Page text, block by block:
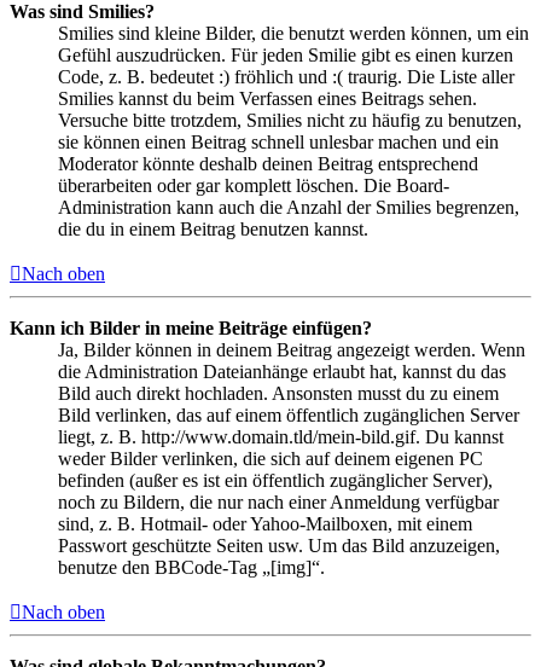
Was sind Smilies?
Smilies sind kleine Bilder, die benutzt werden können, um ein
Gefühl auszudrücken. Für jeden Smilie gibt es einen kurzen
Code, z. B. bedeutet :) fröhlich und :( traurig. Die Liste aller
Smilies kannst du beim Verfassen eines Beitrags sehen.
Versuche bitte trotzdem, Smilies nicht zu häufig zu benutzen,
sie können einen Beitrag schnell unlesbar machen und ein
Moderator könnte deshalb deinen Beitrag entsprechend
überarbeiten oder gar komplett löschen. Die Board-
Administration kann auch die Anzahl der Smilies begrenzen,
die du in einem Beitrag benutzen kannst.
Nach oben
Kann ich Bilder in meine Beiträge einfügen?
Ja, Bilder können in deinem Beitrag angezeigt werden. Wenn
die Administration Dateianhänge erlaubt hat, kannst du das
Bild auch direkt hochladen. Ansonsten musst du zu einem
Bild verlinken, das auf einem öffentlich zugänglichen Server
liegt, z. B. http://www.domain.tld/mein-bild.gif. Du kannst
weder Bilder verlinken, die sich auf deinem eigenen PC
befinden (außer es ist ein öffentlich zugänglicher Server),
noch zu Bildern, die nur nach einer Anmeldung verfügbar
sind, z. B. Hotmail- oder Yahoo-Mailboxen, mit einem
Passwort geschützte Seiten usw. Um das Bild anzuzeigen,
benutze den BBCode-Tag „[img]“.
Nach oben